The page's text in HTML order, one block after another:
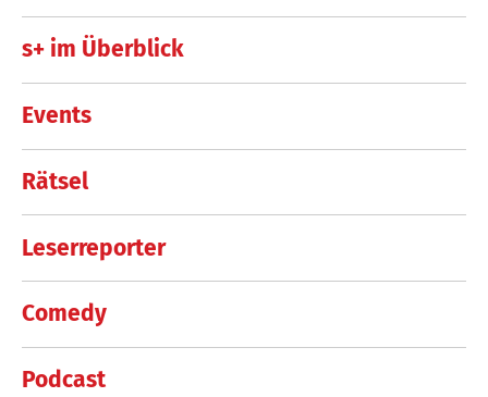
s+ im Überblick
Events
Rätsel
Leserreporter
Comedy
Podcast